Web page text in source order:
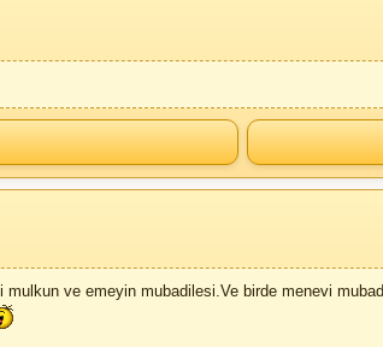
ve emeyin mubadilesi.Ve birde menevi